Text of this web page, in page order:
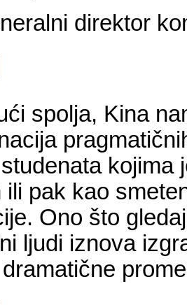
direktor
spolja, Kina
kojima
ili pak kao
Ono što
ljudi iznova